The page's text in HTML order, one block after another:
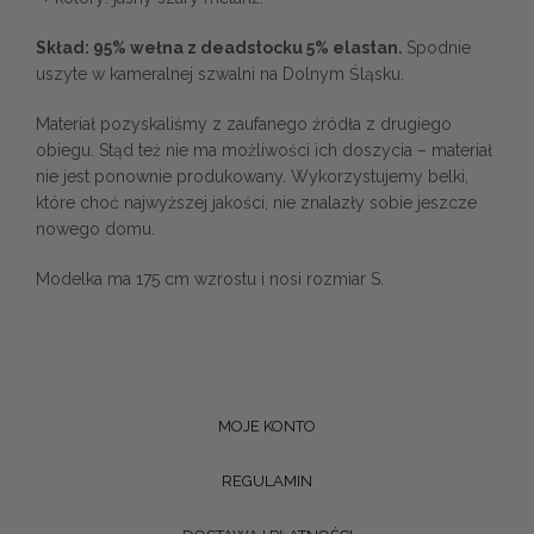
Skład: 95% wełna z deadstocku 5% elastan. Spodnie
uszyte w kameralnej szwalni na Dolnym Śląsku.
Materiał pozyskaliśmy z zaufanego źródła z drugiego
obiegu. Stąd też nie ma możliwości ich doszycia – materiał
nie jest ponownie produkowany. Wykorzystujemy belki,
które choć najwyższej jakości, nie znalazły sobie jeszcze
nowego domu.
Modelka ma 175 cm wzrostu i nosi rozmiar S.
MOJE KONTO
REGULAMIN